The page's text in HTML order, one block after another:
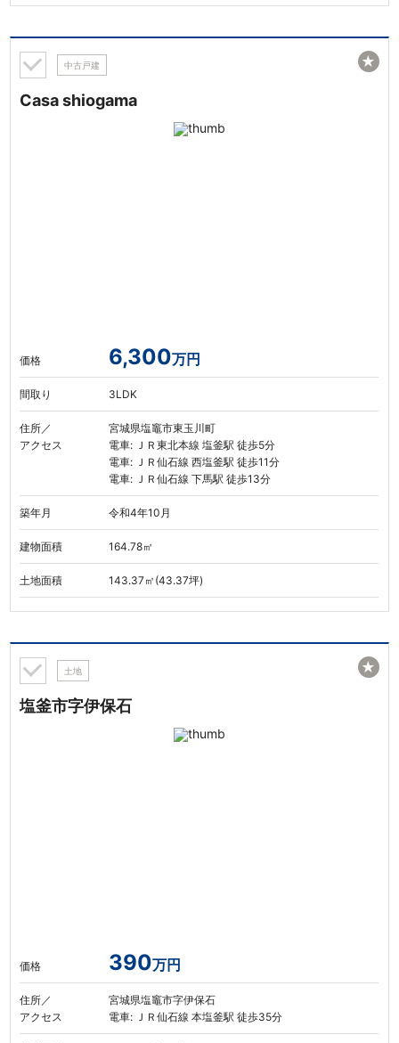
中古戸建
Casa shiogama
価格 6,300万円
間取り 3LDK
住所／
アクセス
宮城県塩竈市東玉川町
電車: ＪＲ東北本線 塩釜駅 徒歩5分
電車: ＪＲ仙石線 西塩釜駅 徒歩11分
電車: ＪＲ仙石線 下馬駅 徒歩13分
築年月 令和4年10月
建物面積 164.78㎡
土地面積 143.37㎡(43.37坪)
★
土地
塩釜市字伊保石
価格 390万円
住所／
アクセス
宮城県塩竈市字伊保石
電車: ＪＲ仙石線 本塩釜駅 徒歩35分
★